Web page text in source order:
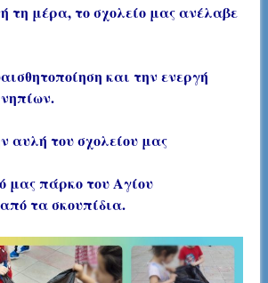
μέρα, το σχολείο μας ανέλαβε
και την ενεργή
αυλή του σχολείου μας
μας πάρκο του Αγίου
τα σκουπίδια.